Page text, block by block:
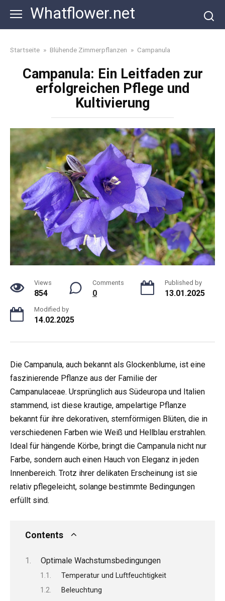
content
Whatflower.net
Startseite » Blühende Zimmerpflanzen » Campanula
Campanula: Ein Leitfaden zur
erfolgreichen Pflege und
Kultivierung
Views
854
Comments
0
Published by
13.01.2025
Modified by
14.02.2025
Die Campanula, auch bekannt als Glockenblume, ist eine
faszinierende Pflanze aus der Familie der
Campanulaceae. Ursprünglich aus Südeuropa und Italien
stammend, ist diese krautige, ampelartige Pflanze
bekannt für ihre dekorativen, sternförmigen Blüten, die in
verschiedenen Farben wie Weiß und Hellblau erstrahlen.
Ideal für hängende Körbe, bringt die Campanula nicht nur
Farbe, sondern auch einen Hauch von Eleganz in jeden
Innenbereich. Trotz ihrer delikaten Erscheinung ist sie
relativ pflegeleicht, solange bestimmte Bedingungen
erfüllt sind.
Contents
Optimale Wachstumsbedingungen
Temperatur und Luftfeuchtigkeit
Beleuchtung